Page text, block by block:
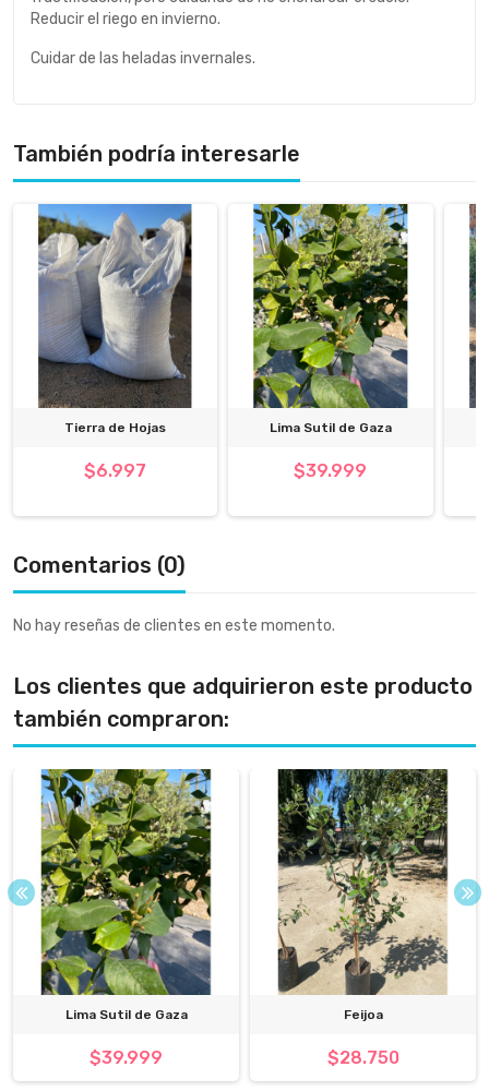
Reducir el riego en invierno.
Cuidar de las heladas invernales.
También podría interesarle
Tierra de Hojas
$6.997
Lima Sutil de Gaza
$39.999
Comentarios (0)
No hay reseñas de clientes en este momento.
Los clientes que adquirieron este producto
también compraron:
Lima Sutil de Gaza
$39.999
Feijoa
$28.750